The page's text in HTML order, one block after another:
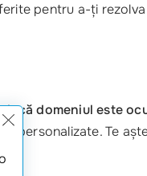
pentru a-ți
dacă domeniul este
personalizate. Te